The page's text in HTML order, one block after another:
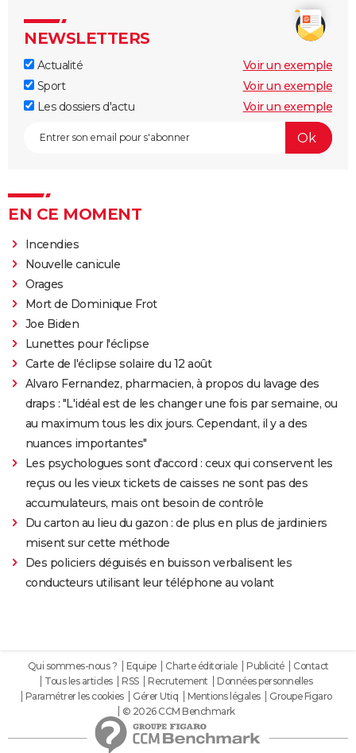
NEWSLETTERS
Actualité
Voir un exemple
Sport
Voir un exemple
Les dossiers d'actu
Voir un exemple
EN CE MOMENT
Incendies
Nouvelle canicule
Orages
Mort de Dominique Frot
Joe Biden
Lunettes pour l'éclipse
Carte de l'éclipse solaire du 12 août
Alvaro Fernandez, pharmacien, à propos du lavage des
draps : "L'idéal est de les changer une fois par semaine, ou
au maximum tous les dix jours. Cependant, il y a des
nuances importantes"
Les psychologues sont d'accord : ceux qui conservent les
reçus ou les vieux tickets de caisses ne sont pas des
accumulateurs, mais ont besoin de contrôle
Du carton au lieu du gazon : de plus en plus de jardiniers
misent sur cette méthode
Des policiers déguisés en buisson verbalisent les
conducteurs utilisant leur téléphone au volant
Qui sommes-nous ? Equipe Charte éditoriale Publicité
Contact
Tous les articles
RSS Recrutement
Données personnelles
Paramétrer les cookies
Gérer Utiq Mentions légales
Groupe Figaro
© 2026 CCM Benchmark